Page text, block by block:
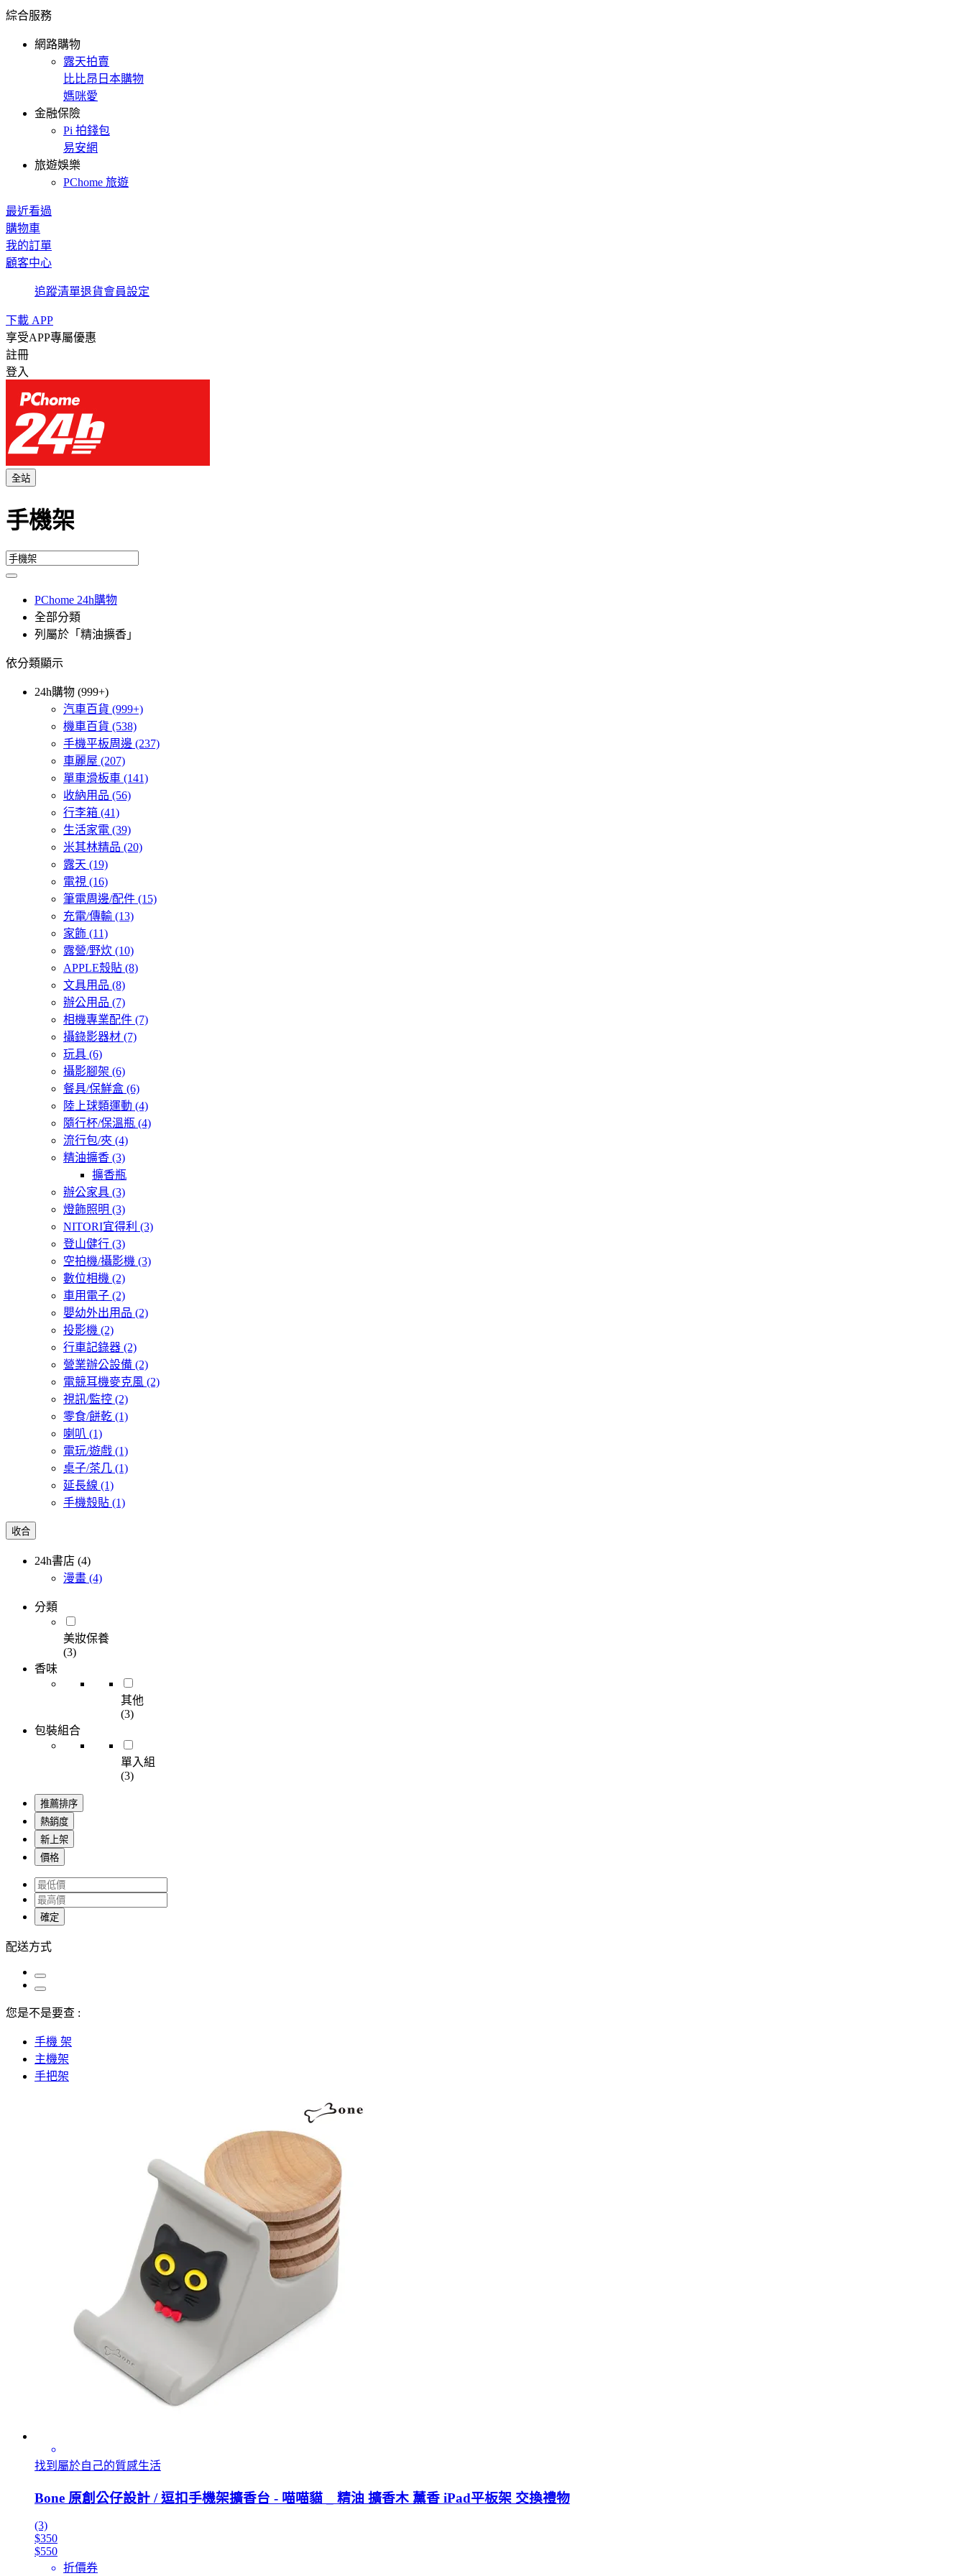
綜合服務
網路購物
露天拍賣
比比昂日本購物
媽咪愛
金融保險
Pi 拍錢包
易安網
旅遊娛樂
PChome 旅遊
最近看過
購物車
我的訂單
顧客中心
追蹤清單退貨會員設定
下載 APP
享受APP專屬優惠
註冊
登入
全站
手機架
PChome 24h購物
全部分類
列屬於「精油擴香」
依分類顯示
24h購物 (999+)
汽車百貨 (999+)
機車百貨 (538)
手機平板周邊 (237)
車麗屋 (207)
單車滑板車 (141)
收納用品 (56)
行李箱 (41)
生活家電 (39)
米其林精品 (20)
露天 (19)
電視 (16)
筆電周邊/配件 (15)
充電/傳輸 (13)
家飾 (11)
露營/野炊 (10)
APPLE殼貼 (8)
文具用品 (8)
辦公用品 (7)
相機專業配件 (7)
攝錄影器材 (7)
玩具 (6)
攝影腳架 (6)
餐具/保鮮盒 (6)
陸上球類運動 (4)
隨行杯/保溫瓶 (4)
流行包/夾 (4)
精油擴香 (3)
擴香瓶
辦公家具 (3)
燈飾照明 (3)
NITORI宜得利 (3)
登山健行 (3)
空拍機/攝影機 (3)
數位相機 (2)
車用電子 (2)
嬰幼外出用品 (2)
投影機 (2)
行車記錄器 (2)
營業辦公設備 (2)
電競耳機麥克風 (2)
視訊/監控 (2)
零食/餅乾 (1)
喇叭 (1)
電玩/遊戲 (1)
桌子/茶几 (1)
延長線 (1)
手機殼貼 (1)
收合
24h書店 (4)
漫畫 (4)
分類
美妝保養
(3)
香味
其他
(3)
包裝組合
單入組
(3)
推薦排序
熱銷度
新上架
價格
確定
配送方式
您是不是要查 :
手機 架
主機架
手把架
找到屬於自己的質感生活
Bone 原創公仔設計 / 逗扣手機架擴香台 - 喵喵貓 _ 精油 擴香木 薰香 iPad平板架 交換禮物
(3)
$350
$550
折價券